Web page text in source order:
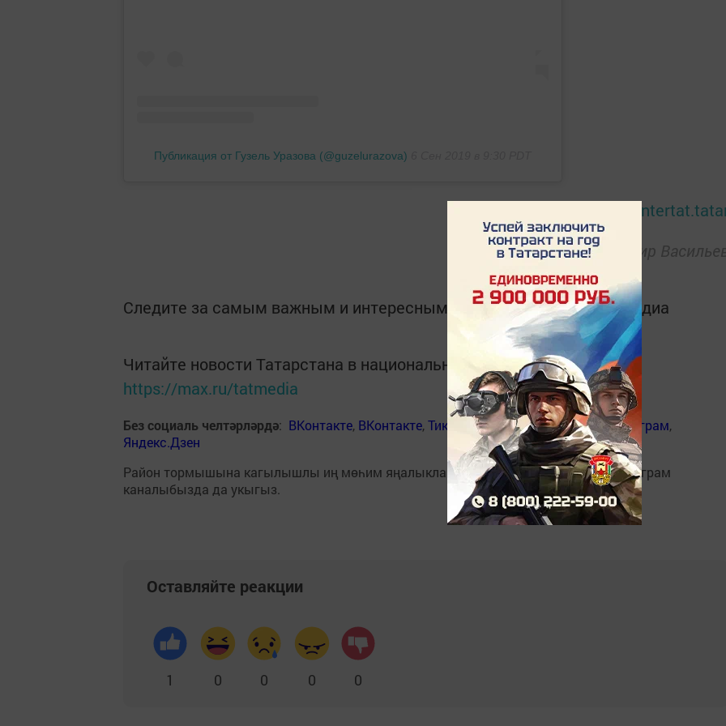
Публикация от Гузель Уразова (@guzelurazova)
Фото: Владимир
Следите за самым важным и интересным в Telegram-каналеТатмедиа
Читайте новости Татарстана в национальном мессенджере MАХ:
https://max.ru/tatmedia
Без социаль челтәрләрдә: ВКонтакте, ВКонтакте,ТикТок Ютуб,Одноклассники,Телеграм,
Яндекс.Дзен
Район тормышына кагылышлы иң мөһим яңалыкларыбызныБалтаси_Хезмэттелеграм
каналыбызда да укыгыз.
Оставляйте реакции
1 0 0 0 0